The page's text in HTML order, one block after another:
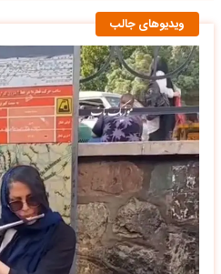
ویدیوهای جالب